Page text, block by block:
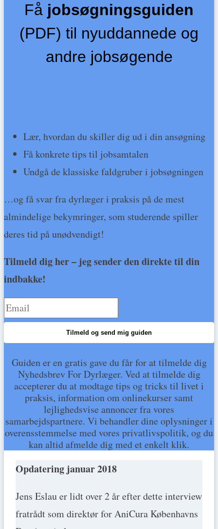
Få jobsøgningsguiden
(PDF) til nyuddannede og
andre jobsøgende
Lær, hvordan du skiller dig ud i din ansøgning
Få konkrete tips til jobsamtalen
Undgå de klassiske faldgruber i jobsøgningen
…og få svar fra dyrlæger i praksis på de mest
almindelige bekymringer, som studerende spiller
deres tid på unødvendigt!
Tilmeld dig her – jeg sender den direkte til din
indbakke!
Tilmeld og send mig guiden
Guiden er en gratis gave du får for at tilmelde dig
Nyhedsbrev For Dyrlæger. Ved at tilmelde dig
accepterer du at modtage tips og tricks til livet i
praksis, information om onlinekurser samt
lejlighedsvise annoncer fra vores
samarbejdspartnere. Vi behandler dine oplysninger i
overensstemmelse med vores privatlivspolitik, og du
kan altid afmelde dig med et enkelt klik.
Opdatering januar 2018
Jens Eslau er lidt over 2 år efter dette interview
fratrådt som direktør for AniCura Københavns